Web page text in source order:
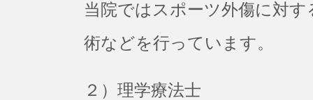
当院ではスポーツ外傷に対
術などを行っています。
２）理学療法士